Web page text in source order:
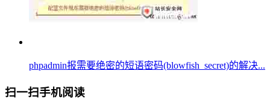
phpadmin报需要绝密的短语密码(blowfish_secret)的解决...
扫一扫手机阅读